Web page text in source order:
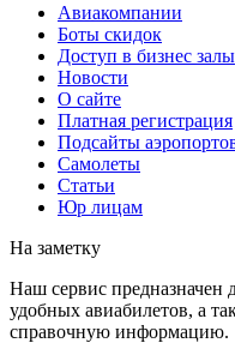
Авиакомпании
Боты скидок
Доступ в бизнес залы
Новости
О сайте
Платная регистрация
Подсайты
Самолеты
Статьи
Юр лицам
На заметку
Наш сервис предназначен
удобных авиабилетов, а
справочную информацию.